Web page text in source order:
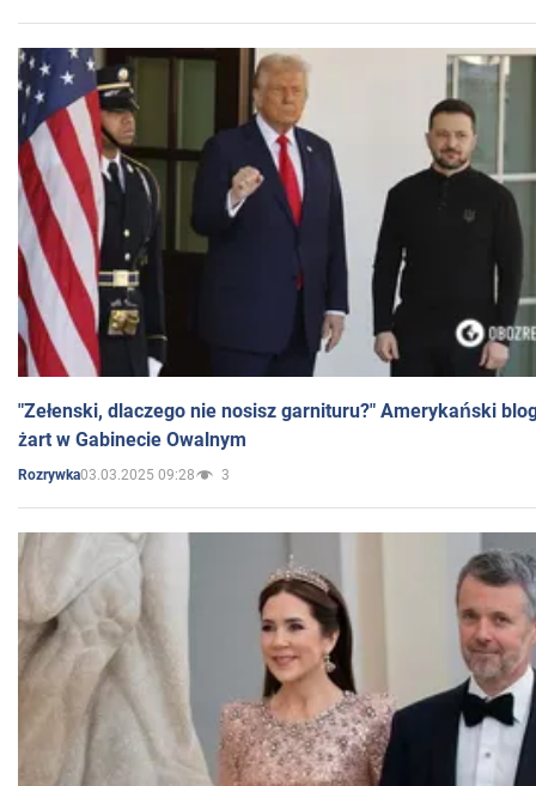
"Zełenski, dlaczego nie nosisz garnituru?" Amerykański
żart w Gabinecie Owalnym
Rozrywka03.03.2025 09:28 3